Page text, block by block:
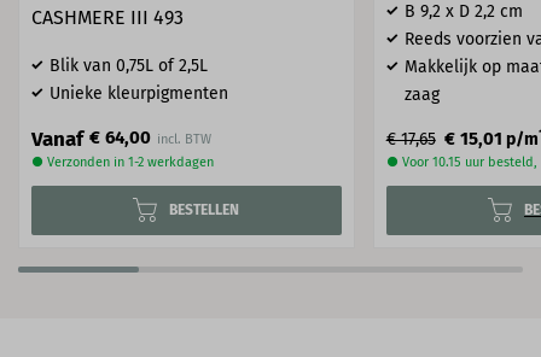
CASHMERE III 493
Blik van 0,75L of 2,5L
Unieke kleurpigmenten
Vanaf € 64,00
● Verzonden in 1-2 werkdagen
BESTELLEN
B 9,2 x D 2,2 cm
Reeds voorzien
Makkelijk op
zaag
€ 17,65 € 15,01 p/m
● Voor 10.15 uur